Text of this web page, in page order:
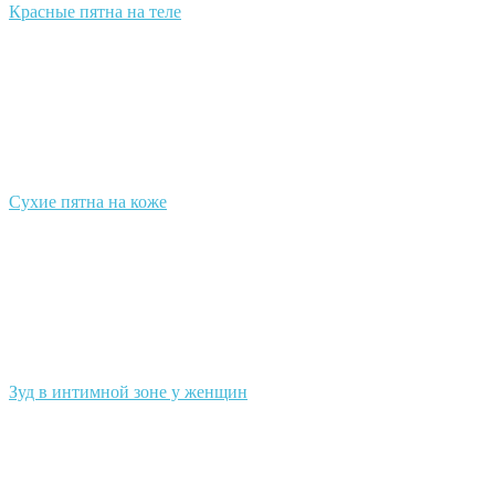
Красные пятна на теле
Сухие пятна на коже
Зуд в интимной зоне у женщин